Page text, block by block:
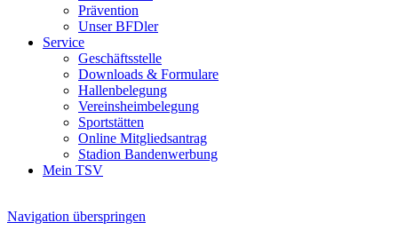
Prävention
Unser BFDler
Service
Geschäftsstelle
Downloads & Formulare
Hallenbelegung
Vereinsheimbelegung
Sportstätten
Online Mitgliedsantrag
Stadion Bandenwerbung
Mein TSV
Navigation überspringen